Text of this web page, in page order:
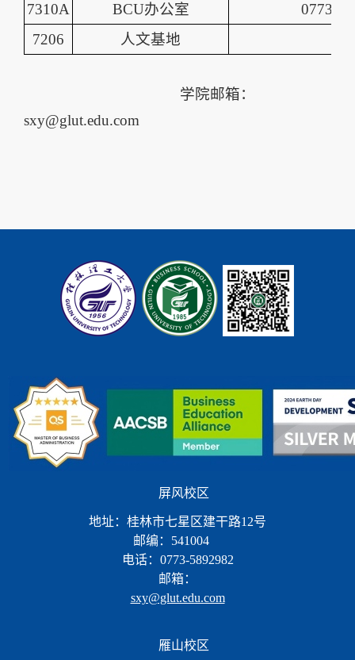
7310A
BCU办公室
0773-
7206
人文基地
学院邮箱：
sxy@glut.edu.com
屏风校区
地址：桂林市七星区建干路12号
邮编：541004
电话：0773-5892982
邮箱：
sxy@glut.edu.com
雁山校区